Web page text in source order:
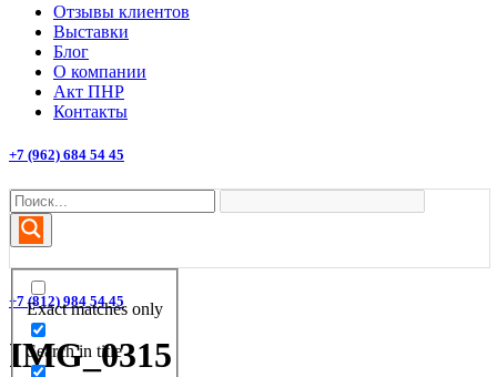
Отзывы клиентов
Выставки
Блог
О компании
Акт ПНР
Контакты
+7 (962) 684 54 45
Exact matches only
Search in title
+7 (812) 984 54 45
IMG_0315